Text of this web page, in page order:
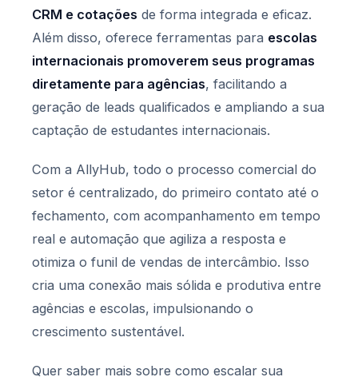
CRM e cotações de forma integrada e eficaz.
Além disso, oferece ferramentas para escolas
internacionais promoverem seus programas
diretamente para agências, facilitando a
geração de leads qualificados e ampliando a sua
captação de estudantes internacionais.
Com a AllyHub, todo o processo comercial do
setor é centralizado, do primeiro contato até o
fechamento, com acompanhamento em tempo
real e automação que agiliza a resposta e
otimiza o funil de vendas de intercâmbio. Isso
cria uma conexão mais sólida e produtiva entre
agências e escolas, impulsionando o
crescimento sustentável.
Quer saber mais sobre como escalar sua